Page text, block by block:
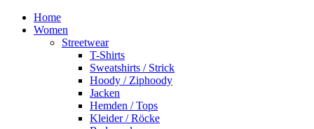
Home
Women
Streetwear
T-Shirts
Sweatshirts / Strick
Hoody / Ziphoody
Jacken
Hemden / Tops
Kleider / Röcke